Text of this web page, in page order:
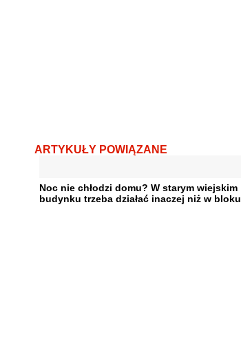
ARTYKUŁY POWIĄZANE
Noc nie chłodzi domu? W starym wiejskim
budynku trzeba działać inaczej niż w bloku